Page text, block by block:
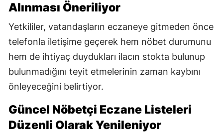
Alınması Öneriliyor
Yetkililer, vatandaşların eczaneye gitmeden önce
telefonla iletişime geçerek hem nöbet durumunu
hem de ihtiyaç duydukları ilacın stokta bulunup
bulunmadığını teyit etmelerinin zaman kaybını
önleyeceğini belirtiyor.
Güncel Nöbetçi Eczane Listeleri
Düzenli Olarak Yenileniyor